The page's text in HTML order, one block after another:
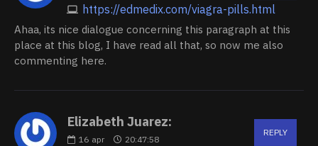
https://edmedix.com/viagra-pills.html
Ahaa, its nice dialogue concerning this paragraph at this
place at this blog, I have read all that, so now me also
commenting here.
Elizabeth Juarez:
16 apr 20:47:58
REPLY